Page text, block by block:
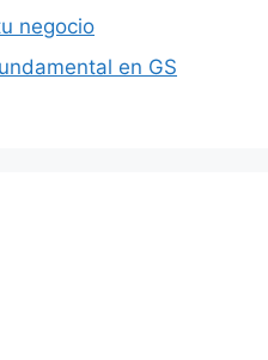
negocio
en GS